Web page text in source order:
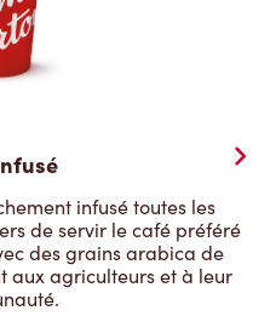
infusé toutes les
de servir le café préféré
des grains arabica de
aux agriculteurs et à leur